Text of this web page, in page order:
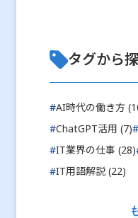
タグから
#AI時代の働き方
#ChatGPT活用 (7)#
#IT業界の仕事 (28)
#IT用語解説 (22)